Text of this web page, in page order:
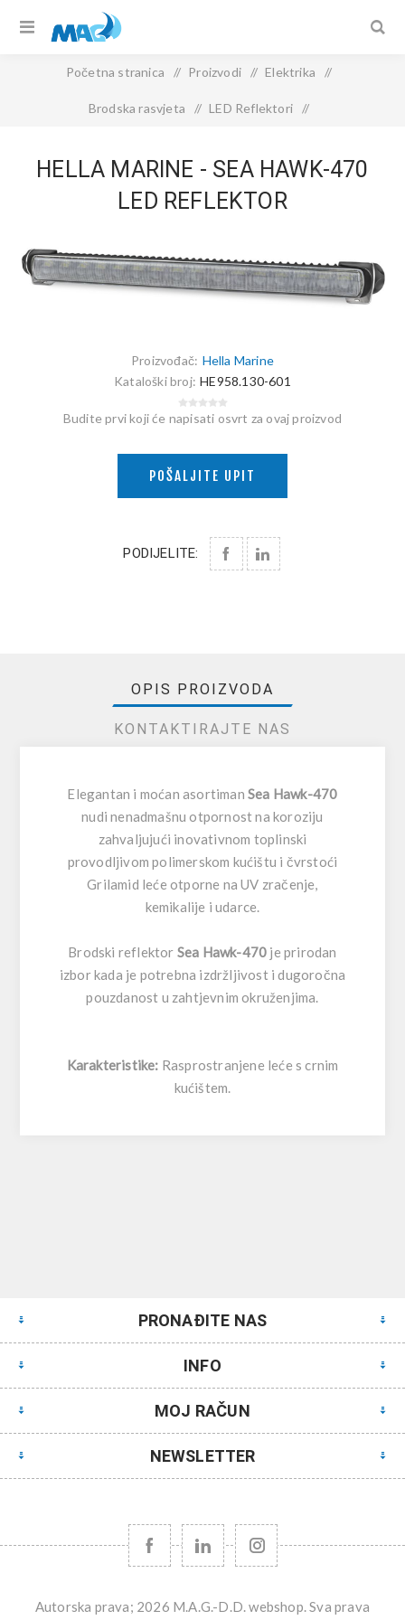
Početna stranica / Proizvodi / Elektrika /
Brodska rasvjeta / LED Reflektori /
HELLA MARINE - SEA HAWK-470
LED REFLEKTOR
Proizvođač: Hella Marine
Kataloški broj: HE958.130-601
Budite prvi koji će napisati osvrt za ovaj proizvod
POŠALJITE UPIT
PODIJELITE:
OPIS PROIZVODA
KONTAKTIRAJTE NAS
Elegantan i moćan asortimanSea Hawk-470
nudi nenadmašnu otpornost na koroziju
zahvaljujući inovativnom toplinski
provodljivom polimerskom kućištu i čvrstoći
Grilamid leće otporne na UV zračenje,
kemikalije i udarce.
Brodski reflektor Sea Hawk-470 je prirodan
izbor kada je potrebna izdržljivost i dugoročna
pouzdanost u zahtjevnim okruženjima.
Karakteristike: Rasprostranjene leće s crnim
kućištem.
PRONAĐITE NAS
INFO
MOJ RAČUN
NEWSLETTER
Autorska prava; 2026 M.A.G.-D.D. webshop. Sva prava